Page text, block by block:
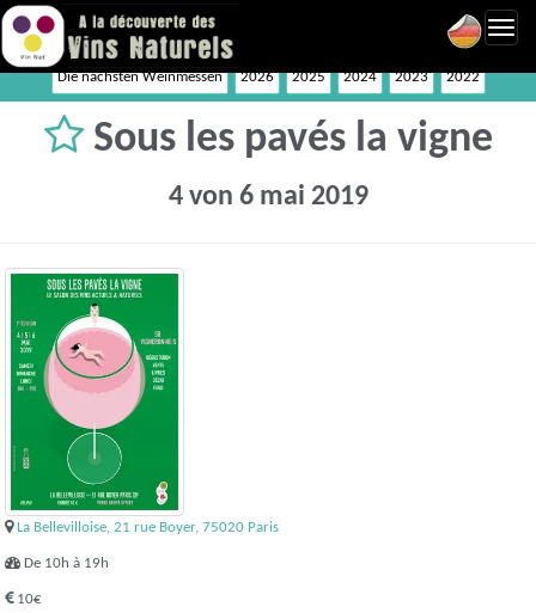
Die nächsten Weinmessen 2026 2025 2024 2023 2022
Sous les pavés la vigne
4 von 6 mai 2019
La Bellevilloise, 21 rue Boyer, 75020 Paris
De 10h à 19h
10€